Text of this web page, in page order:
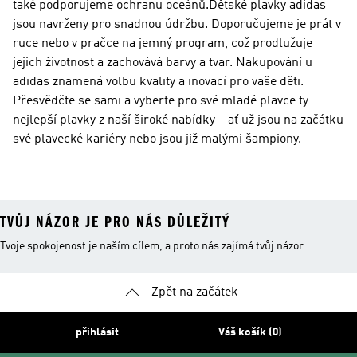
také podporujeme ochranu oceánů.Dětské plavky adidas
jsou navrženy pro snadnou údržbu. Doporučujeme je prát v
ruce nebo v pračce na jemný program, což prodlužuje
jejich životnost a zachovává barvy a tvar. Nakupování u
adidas znamená volbu kvality a inovací pro vaše děti.
Přesvědčte se sami a vyberte pro své mladé plavce ty
nejlepší plavky z naší široké nabídky – ať už jsou na začátku
své plavecké kariéry nebo jsou již malými šampiony.
TVŮJ NÁZOR JE PRO NÁS DŮLEŽITÝ
Tvoje spokojenost je naším cílem, a proto nás zajímá tvůj názor.
Zpět na začátek
přihlásit Váš košík (0)